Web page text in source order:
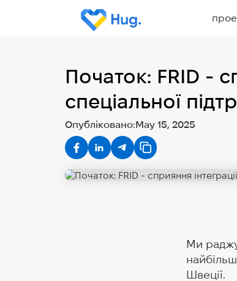
Початок: FRID -
спеціальної
Опубліковано:May 15, 2025
Ми
Швеції.